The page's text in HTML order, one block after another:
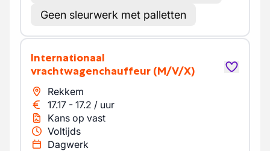
Geen sleurwerk met palletten
Internationaal
vrachtwagenchauffeur (M/V/X)
Rekkem
17.17 - 17.2 / uur
Kans op vast
Voltijds
Dagwerk